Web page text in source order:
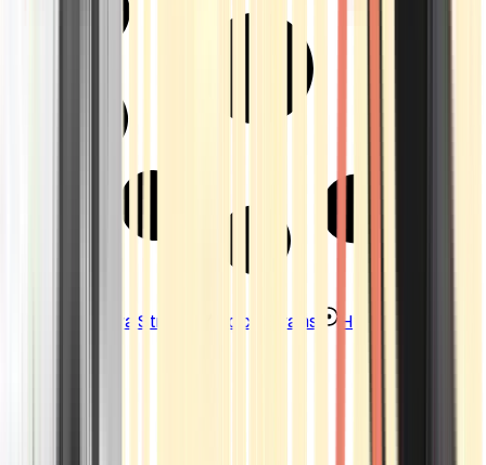
Sativa Strains Indica Strains Hybrid Strains